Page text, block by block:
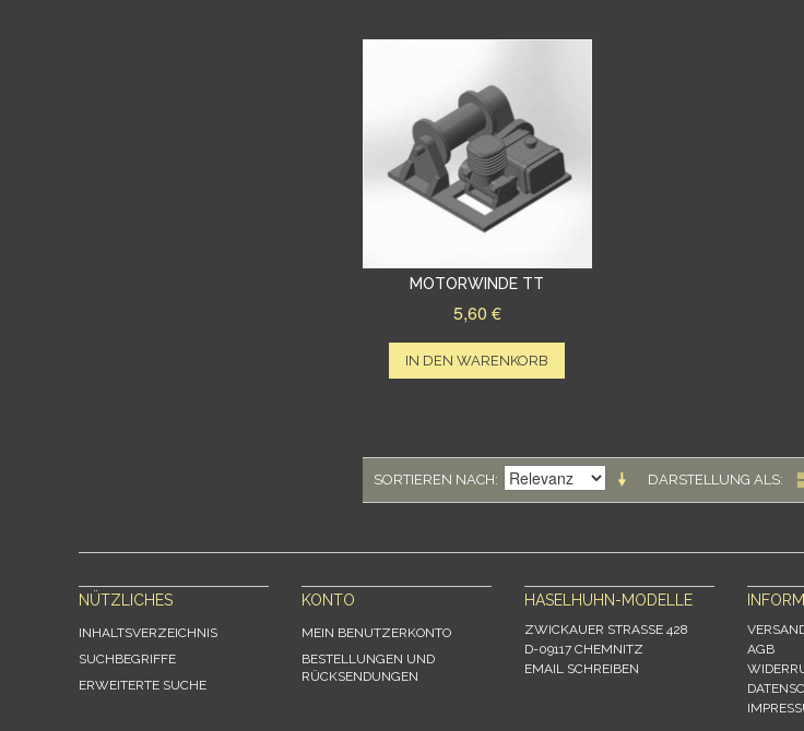
MOTORWINDE TT
5,60 €
IN DEN WARENKORB
DARSTELLUNG ALS
SORTIEREN NACH
NÜTZLICHES
INHALTSVERZEICHNIS
SUCHBEGRIFFE
ERWEITERTE SUCHE
KONTO
MEIN BENUTZERKONTO
BESTELLUNGEN UND
RÜCKSENDUNGEN
HASELHUHN-MODELLE
ZWICKAUER STRASSE 428
D-09117 CHEMNITZ
EMAIL SCHREIBEN
AGB